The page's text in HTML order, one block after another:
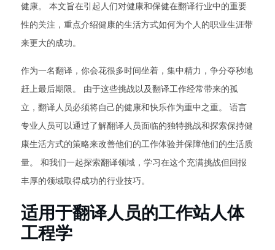
健康。 本文旨在引起人们对健康和保健在翻译行业中的重要
性的关注，重点介绍健康的生活方式如何为个人的职业生涯带
来更大的成功。
作为一名翻译，你会花很多时间坐着，集中精力，争分夺秒地
赶上最后期限。 由于这些挑战以及翻译工作经常带来的孤
立，翻译人员必须将自己的健康和快乐作为重中之重。 语言
专业人员可以通过了解翻译人员面临的独特挑战和探索保持健
康生活方式的策略来改善他们的工作体验并保障他们的生活质
量。 和我们一起探索翻译领域，学习在这个充满挑战但回报
丰厚的领域取得成功的行业技巧。
适用于翻译人员的工作站人体
工程学